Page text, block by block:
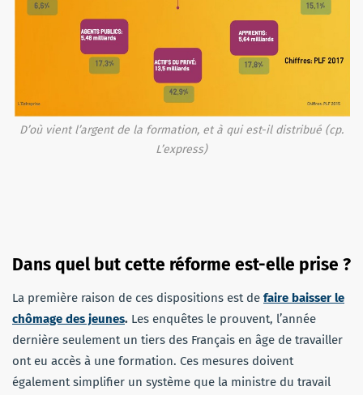
D’où vient l’argent de la formation, et à qui est-il distribué (cp.
L’express)
Dans quel but cette réforme est-elle prise ?
La première raison de ces dispositions est de faire baisser le
chômage des jeunes. Les enquêtes le prouvent, l’année
dernière seulement un tiers des Français en âge de travailler
ont eu accès à une formation. Ces mesures doivent
également simplifier un système que la ministre du travail